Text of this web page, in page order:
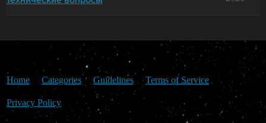
Home Categories Guidelines Terms of Service
Privacy Policy